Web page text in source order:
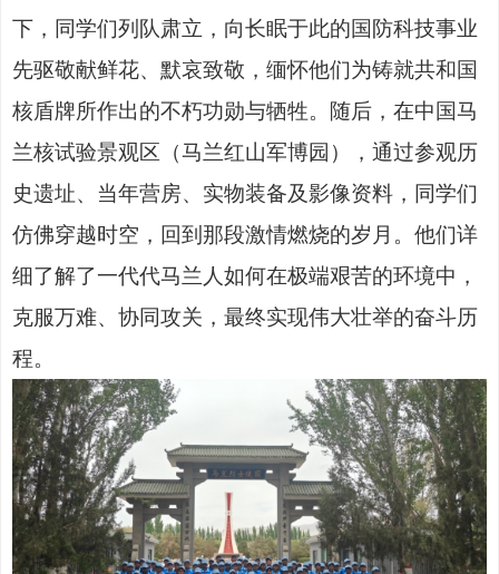
下，同学们列队肃立，向长眠于此的国防科技事业
先驱敬献鲜花、默哀致敬，缅怀他们为铸就共和国
核盾牌所作出的不朽功勋与牺牲。随后，在中国马
兰核试验景观区（马兰红山军博园）
，通过参观历
史遗址、当年营房、实物装备及影像资料，同学们
仿佛穿越时空，回到那段激情燃烧的岁月。他们详
细了解了一代代马兰人如何在极端艰苦的环境中，
克服万难、协同攻关，最终实现伟大壮举的奋斗历
程。